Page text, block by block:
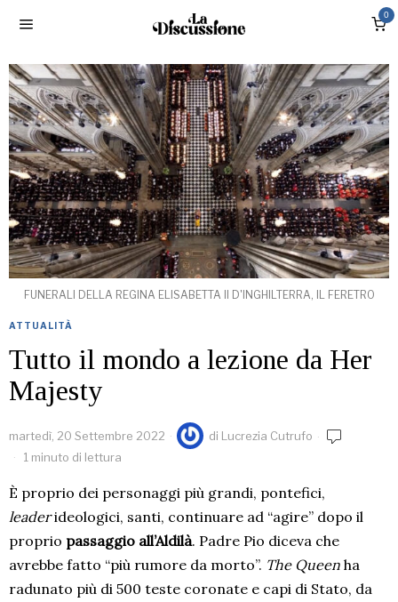
0
FUNERALI DELLA REGINA ELISABETTA II D'INGHILTERRA, IL FERETRO
ATTUALITÀ
Tutto il mondo a lezione da Her
Majesty
martedì, 20 Settembre 2022 di Lucrezia Cutrufo
1 minuto di lettura
È proprio dei personaggi più grandi, pontefici,
leaderideologici, santi, continuare ad “agire” dopo il
proprio passaggio all’Aldilà. Padre Pio diceva che
avrebbe fatto “più rumore da morto”. The Queen ha
radunato più di 500 teste coronate e capi di Stato, da